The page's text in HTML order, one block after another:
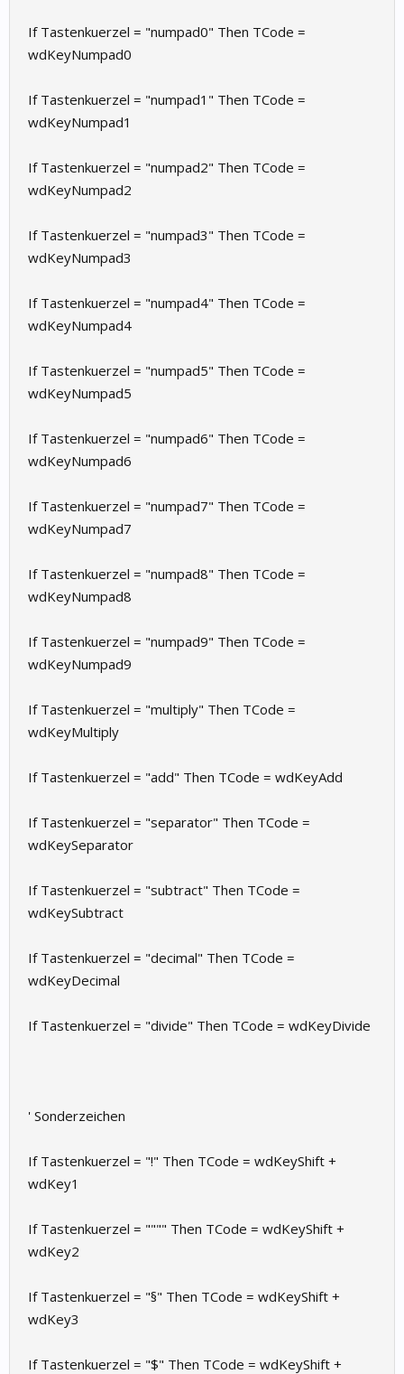
If Tastenkuerzel = "numpad0" Then TCode =
wdKeyNumpad0
If Tastenkuerzel = "numpad1" Then TCode =
wdKeyNumpad1
If Tastenkuerzel = "numpad2" Then TCode =
wdKeyNumpad2
If Tastenkuerzel = "numpad3" Then TCode =
wdKeyNumpad3
If Tastenkuerzel = "numpad4" Then TCode =
wdKeyNumpad4
If Tastenkuerzel = "numpad5" Then TCode =
wdKeyNumpad5
If Tastenkuerzel = "numpad6" Then TCode =
wdKeyNumpad6
If Tastenkuerzel = "numpad7" Then TCode =
wdKeyNumpad7
If Tastenkuerzel = "numpad8" Then TCode =
wdKeyNumpad8
If Tastenkuerzel = "numpad9" Then TCode =
wdKeyNumpad9
If Tastenkuerzel = "multiply" Then TCode =
wdKeyMultiply
If Tastenkuerzel = "add" Then TCode = wdKeyAdd
If Tastenkuerzel = "separator" Then TCode =
wdKeySeparator
If Tastenkuerzel = "subtract" Then TCode =
wdKeySubtract
If Tastenkuerzel = "decimal" Then TCode =
wdKeyDecimal
If Tastenkuerzel = "divide" Then TCode = wdKeyDivide
' Sonderzeichen
If Tastenkuerzel = "!" Then TCode = wdKeyShift +
wdKey1
If Tastenkuerzel = """" Then TCode = wdKeyShift +
wdKey2
If Tastenkuerzel = "§" Then TCode = wdKeyShift +
wdKey3
If Tastenkuerzel = "$" Then TCode = wdKeyShift +